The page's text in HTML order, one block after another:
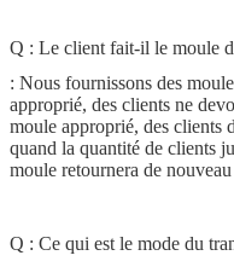
Q : Le client fait-il le moule
: Nous fournissons des
approprié, des clients ne
moule approprié, des clients
quand la quantité de clients
moule retournera de
Q : Ce qui est le mode du